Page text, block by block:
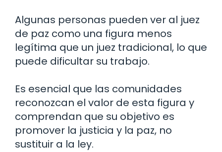
Algunas personas pueden ver al juez
de paz como una figura menos
legítima que un juez tradicional, lo que
puede dificultar su trabajo.
Es esencial que las comunidades
reconozcan el valor de esta figura y
comprendan que su objetivo es
promover la justicia y la paz, no
sustituir a la ley.